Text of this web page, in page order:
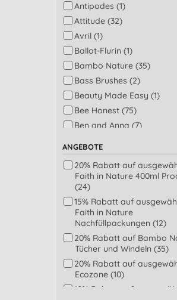
Buntwäsche (18)
Hand- & Körperseife (17)
Kinder Zahnpflege (14)
Sonnenschutz (14)
Baby Bad-, Dusch- &
(13)
Männer Körperpflege (12)
Weisse Wäsche (12)
Lippenpflege (11)
DIY – selbst hergestellt (9)
Kalk-Entferner (9)
Küche (9)
Bad & WC (7)
Badezimmer (7)
Body Lotion (7)
Haarmaske &
Haarbehandlungen (7)
Plastikfreie Tücher (7)
Antipodes (1)
Attitude (32)
Avril (1)
Ballot-Flurin (1)
Bambo Nature (35)
Bass Brushes (2)
Beauty Made Easy (1)
Bee Honest (75)
Ben and Anna (7)
Brooklyn Soap (1)
Cleaning Block (1)
Douce Nature (3)
Droguerie Ecologique (3)
Ecodoo (25)
Ecoegg (3)
Ecopods (3)
Ecover (5)
Ecozone (10)
ANGEBOTE
20% Rabatt auf
Faith in Nature 400ml
(24)
15% Rabatt auf
Faith in Nature
Nachfüllpackungen (12)
20% Rabatt auf Bambo
Tücher und Windeln (35)
20% Rabatt auf
Ecozone (10)
10% Rabatt auf